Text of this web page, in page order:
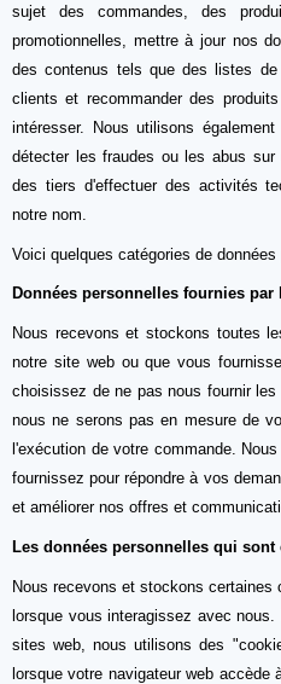
sujet des commandes, des
promotionnelles, mettre à jour nos
des contenus tels que des listes
clients et recommander des
intéresser. Nous utilisons
détecter les fraudes ou les abus
des tiers d'effectuer des activités
notre nom.
Voici quelques catégories de
Données personnelles fournies
Nous recevons et stockons toutes
notre site web ou que vous
choisissez de ne pas nous fournir
nous ne serons pas en mesure de
l'exécution de votre commande.
fournissez pour répondre à vos
et améliorer nos offres et
Les données personnelles qui
Nous recevons et stockons certaines
lorsque vous interagissez avec
sites web, nous utilisons des
lorsque votre navigateur web accède